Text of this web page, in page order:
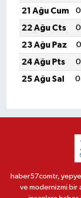
21 Ağu Cum
22 Ağu Cts
23 Ağu Paz
24 Ağu Pts
25 Ağu Sal
haber57comtr,
ve modernizmi bir